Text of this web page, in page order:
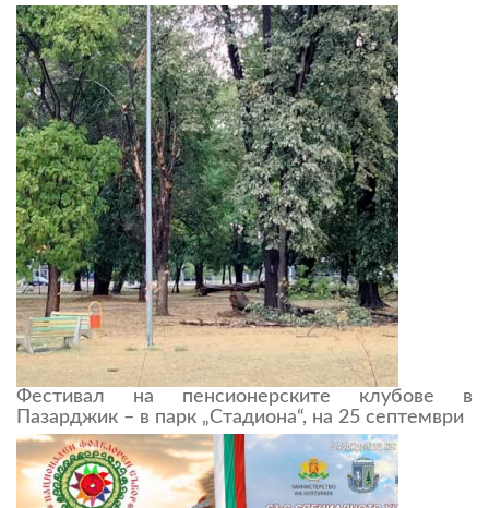
Фестивал на пенсионерските клубове в
Пазарджик – в парк „Стадиона“, на 25 септември